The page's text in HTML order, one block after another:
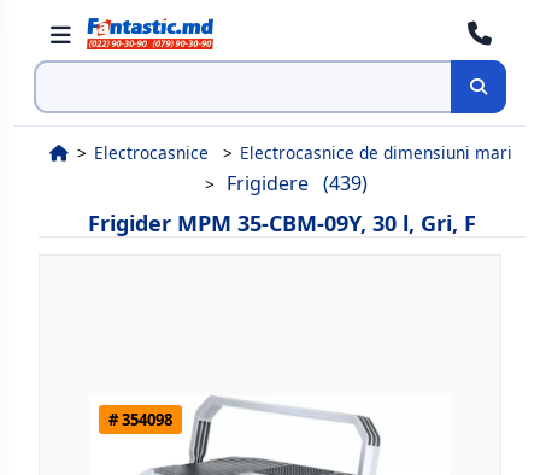
Cauta
Electrocasnice Electrocasnice de dimensiuni mari
Frigidere (439)
Frigider MPM 35-CBM-09Y, 30 l, Gri, F
# 354098